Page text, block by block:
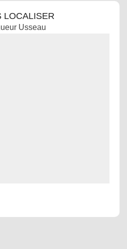
LOCALISER
Usseau